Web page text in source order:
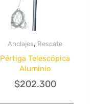
Anclajes, Rescate
Pértiga Telescópica
Aluminio
$202.300